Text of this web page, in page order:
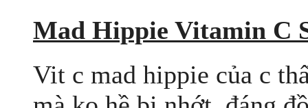
Mad Hippie Vitamin C
Vit c mad hippie của c